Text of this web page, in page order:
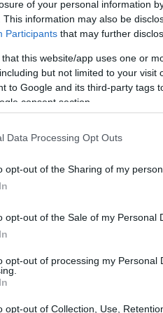
of your personal information
This information may also be
Participants that may further
that this website/app uses one or
but not limited to your
to Google and its third-party tags
consent section.
Data Processing Opt Outs
opt-out of the Sharing of my
opt-out of the Sale of my Personal
opt-out of processing my Personal
opt-out of Collection, Use,
un barco eléctrico ha
sostenibles. Este viaje, que
sino también un
ecológicas en el
Candela, logró completar
comparación con métodos
de una nueva era en
marítimo
es conocido por sus
viaje que ha demostrado ser
y respetuoso con el medio
90% menos de energía
solo es una respuesta a la